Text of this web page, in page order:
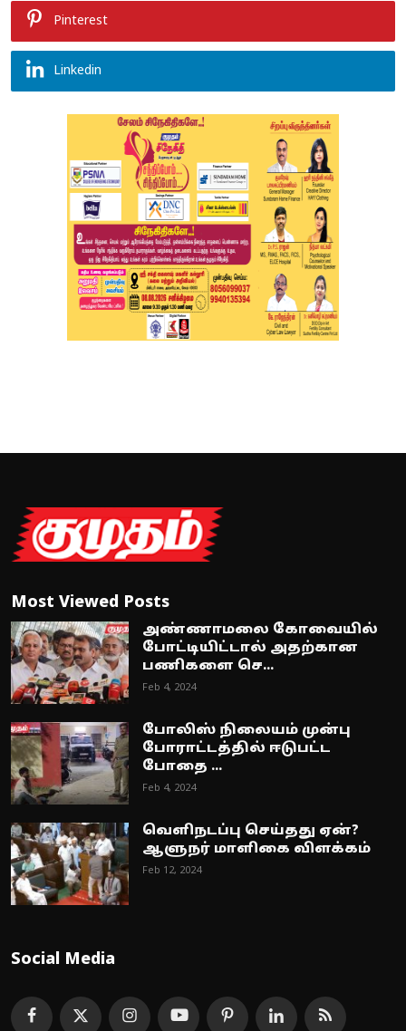
Pinterest
Linkedin
Most Viewed Posts
அண்ணாமலை கோவையில்
போட்டியிட்டால் அதற்கான
பணிகளை செ...
Feb 4, 2024
போலிஸ் நிலையம் முன்பு
போராட்டத்தில் ஈடுபட்ட
போதை ...
Feb 4, 2024
வெளிநடப்பு செய்தது ஏன்?
ஆளுநர் மாளிகை விளக்கம்
Feb 12, 2024
Social Media